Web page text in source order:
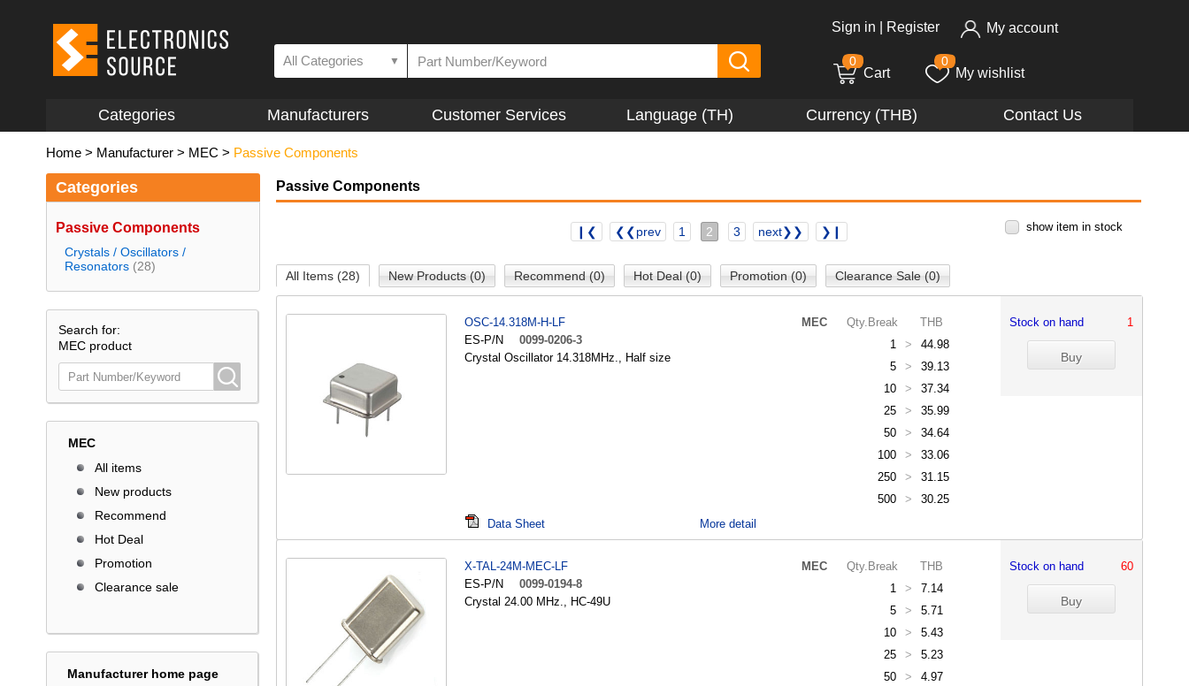
All Categories ▼
Sign in Register My account
0
Cart
0
My wishlist
Categories Manufacturers Customer Services Language (TH) Currency (THB) Contact Us
Home > Manufacturer > MEC > Passive Components
Categories
Passive Components
Crystals / Oscillators /
Resonators (28)
Search for:
MEC product
MEC
All items
New products
Recommend
Hot Deal
Promotion
Clearance sale
Manufacturer home page
Passive Components
❙❮ ❮❮prev 1 2 3 next❯❯ ❯❙ show item in stock
All Items (28) New Products (0) Recommend (0) Hot Deal (0) Promotion (0) Clearance Sale (0)
OSC-14.318M-H-LF
MEC
ES-P/N
0099-0206-3
Crystal Oscillator 14.318MHz., Half size
Qty.Break
THB
1
>
44.98
5
>
39.13
10
>
37.34
25
>
35.99
50
>
34.64
100
>
33.06
250
>
31.15
500
> 30.25
Stock on hand 1
Data Sheet More detail
X-TAL-24M-MEC-LF
MEC
ES-P/N
0099-0194-8
Crystal 24.00 MHz., HC-49U
Qty.Break
THB
1
>
7.14
5
>
5.71
10
>
5.43
25
>
5.23
50
>
4.97
Stock on hand 60